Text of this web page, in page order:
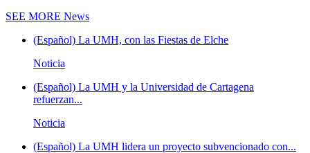
SEE MORE News
(Español) La UMH, con las Fiestas de Elche
Noticia
(Español) La UMH y la Universidad de Cartagena
refuerzan...
Noticia
(Español) La UMH lidera un proyecto subvencionado con...